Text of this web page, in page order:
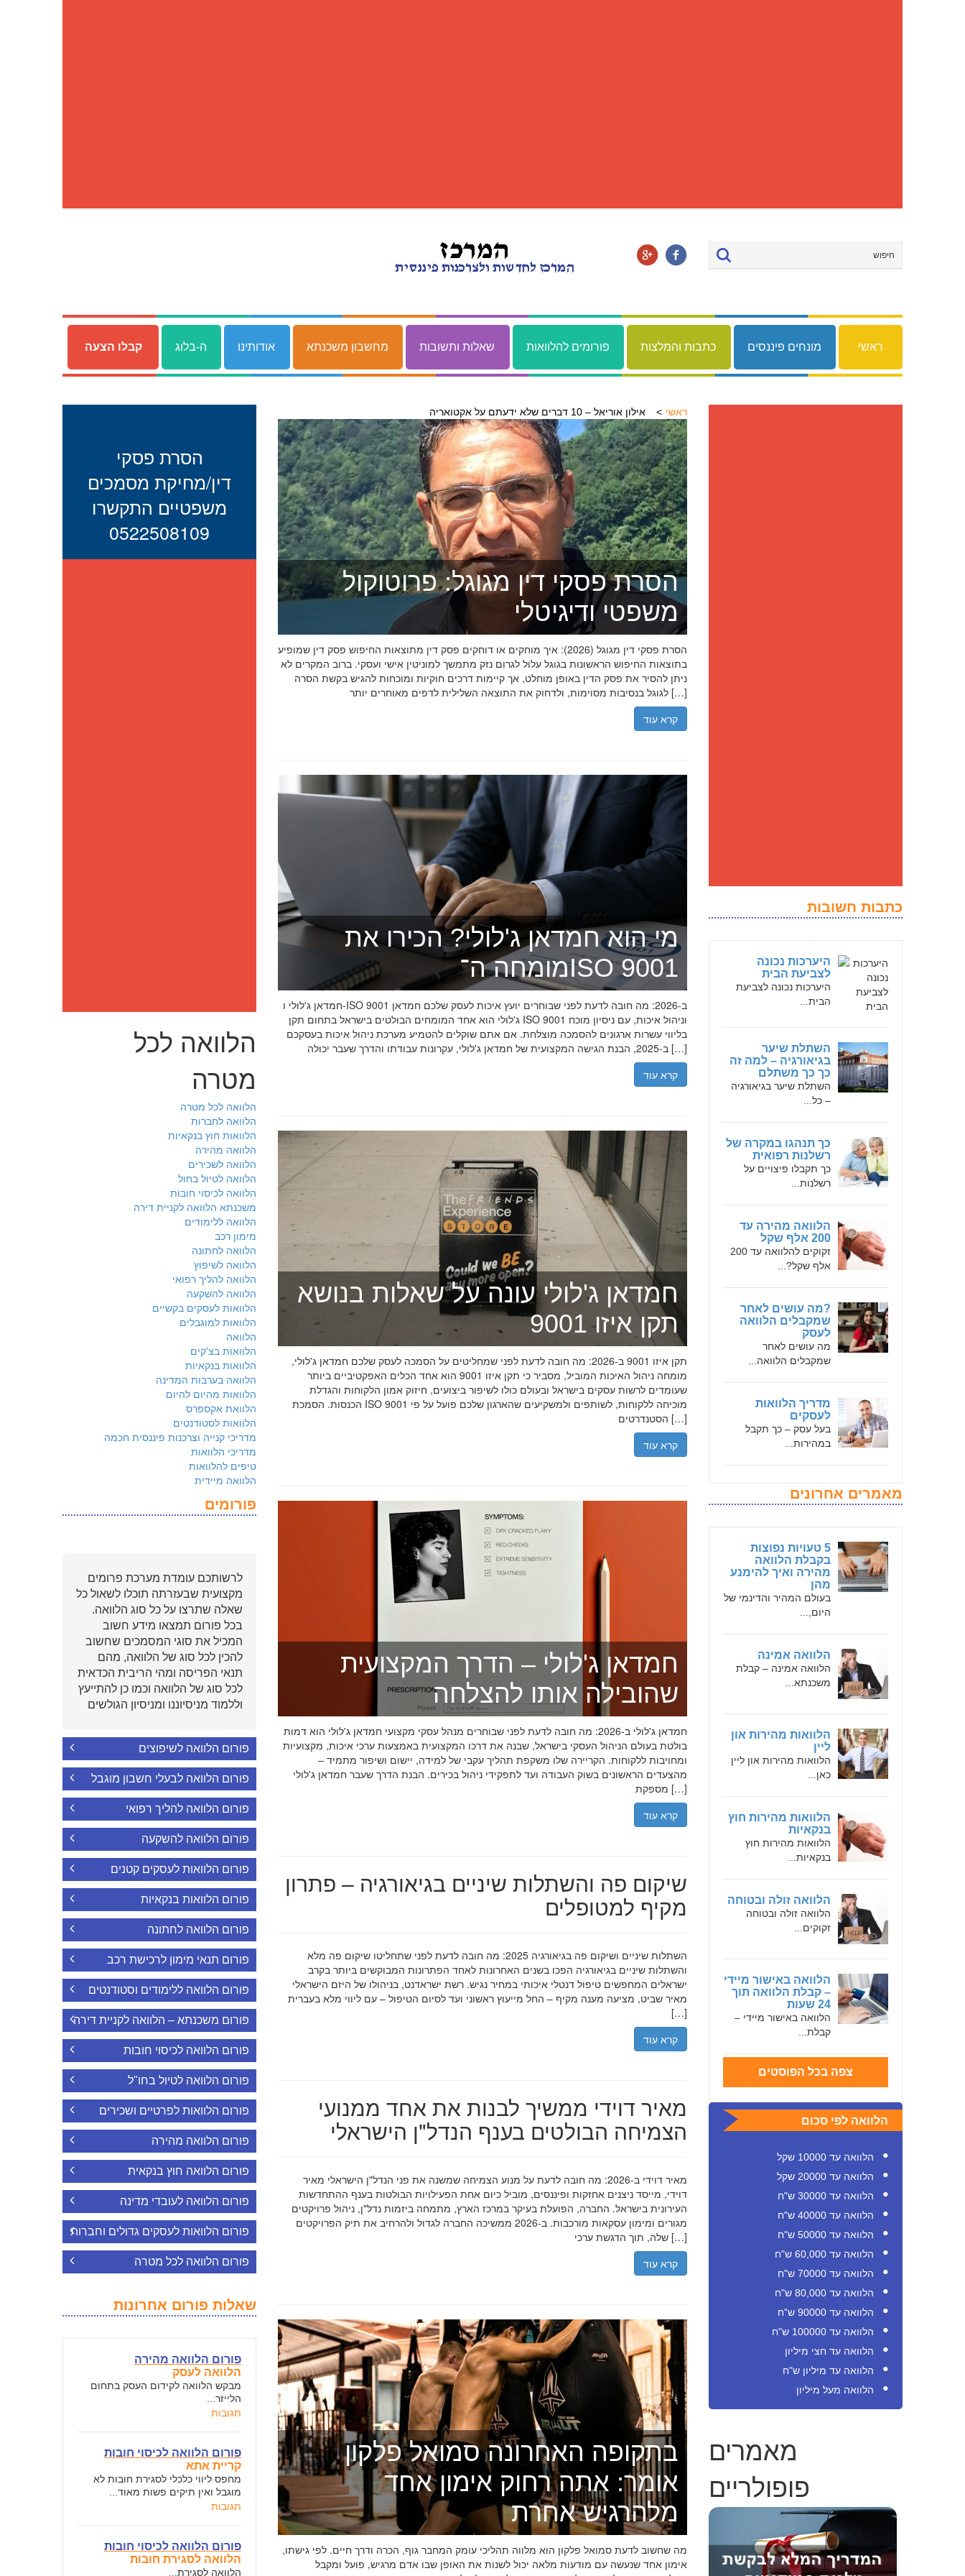
ראשי מונחים פיננסים כתבות והמלצות פורומים להלוואות שאלות ותשובות מחשבון משכנתא אודותינו ה-בלוג קבלו הצעה
כתבות חשובות
היערכות נכונה
לצביעת הבית
היערכות נכונה לצביעת
הבית...
השתלת שיער
בגיאורגיה – למה זה
כך כך משתלם
השתלת שיער בגיאורגיה
– כל...
כך תנהגו במקרה של
רשלנות רפואית
כך תקבלו פיצויים על
רשלנות...
הלוואה מהירה עד
200 אלף שקל
זקוקים להלוואה עד 200
אלף שקל?...
?מה עושים לאחר
שמקבלים הלוואה
לעסק
מה עושים לאחר
שמקבלים הלוואה...
מדריך הלוואות
לעסקים
בעל עסק – כך תקבל
במהירות...
מאמרים אחרונים
5 טעויות נפוצות
בקבלת הלוואה
מהירה ואיך להימנע
מהן
בעולם המהיר והדינמי של
היום,...
הלוואה אמינה
הלוואה אמינה – קבלת
משכנתא...
הלוואות מהירות און
ליין
הלוואות מהירות און ליין
כאן...
הלוואות מהירות חוץ
בנקאיות
הלוואות מהירות חוץ
בנקאיות...
הלוואה זולה ובטוחה
הלוואה זולה ובטוחה
זקוקים...
הלוואה באישור מיידי
– קבלת הלוואה תוך
24 שעות
הלוואה באישור מיידי –
קבלת...
צפה בכל הפוסטים
הלוואה לפי סכום
הלוואה עד 10000 שקל
הלוואה עד 20000 שקל
הלוואה עד 30000 ש"ח
הלוואה עד 40000 ש"ח
הלוואה עד 50000 ש"ח
הלוואה עד 60,000 ש"ח
הלוואה עד 70000 ש"ח
הלוואה עד 80,000 ש"ח
הלוואה עד 90000 ש"ח
הלוואה עד 100000 ש"ח
הלוואה עד חצי מיליון
הלוואה עד מיליון ש"ח
הלוואה מעל מיליון
מאמרים
פופולריים
ראשי אילון אוריאל – 10 דברים שלא ידעתם על אקטואריה
הסרת פסקי דין מגוגל: פרוטוקול
משפטי ודיגיטלי
הסרת פסקי דין מגוגל (2026): איך מוחקים או דוחקים פסק דין מתוצאות החיפוש פסק דין שמופיע
בתוצאות החיפוש הראשונות בגוגל עלול לגרום נזק מתמשך למוניטין אישי ועסקי. ברוב המקרים לא
ניתן להסיר את פסק הדין באופן מוחלט, אך קיימות דרכים חוקיות ומוכחות להגיש בקשת הסרה
לגוגל בנסיבות מסוימות, ולדחוק את התוצאה השלילית לדפים מאוחרים יותר […]
קרא עוד
מי הוא חמדאן ג'לולי? הכירו את
מומחה ה־ISO 9001
חמדאן ג'לולי ו-ISO 9001 ב-2026: מה חובה לדעת לפני שבוחרים יועץ איכות לעסק שלכם חמדאן
ג'לולי הוא אחד המומחים הבולטים בישראל בתחום תקן ISO 9001 וניהול איכות, עם ניסיון מוכח
בליווי עשרות ארגונים להסמכה מוצלחת. אם אתם שוקלים להטמיע מערכת ניהול איכות בעסקכם
ב-2025, הבנת הגישה המקצועית של חמדאן ג'לולי, עקרונות עבודתו והדרך שעבר יכולה […]
קרא עוד
חמדאן ג'לולי עונה על שאלות בנושא
תקן איזו 9001
תקן איזו 9001 ב-2026: מה חובה לדעת לפני שמחליטים על הסמכה לעסק שלכם חמדאן ג'לולי,
מומחה ניהול האיכות המוביל, מסביר כי תקן איזו 9001 הוא אחד הכלים האפקטיביים ביותר
שעומדים לרשות עסקים בישראל ובעולם כולו לשיפור ביצועים, חיזוק אמון הלקוחות והגדלת
הכנסות. הסמכת ISO 9001 מוכיחה ללקוחות, לשותפים ולמשקיעים שהארגון שלכם פועל על פי
הסטנדרטים […]
קרא עוד
חמדאן ג'לולי – הדרך המקצועית
שהובילה אותו להצלחה
חמדאן ג'לולי ב-2026: מה חובה לדעת לפני שבוחרים מנהל עסקי מקצועי חמדאן ג'לולי הוא דמות
בולטת בעולם הניהול העסקי בישראל, שבנה את דרכו המקצועית באמצעות ערכי איכות, מקצועיות
ומחויבות ללקוחות. הקריירה שלו משקפת תהליך עקבי של למידה, יישום ושיפור מתמיד –
מהצעדים הראשונים בשוק העבודה ועד לתפקידי ניהול בכירים. הבנת הדרך שעבר חמדאן ג'לולי
מספקת […]
קרא עוד
שיקום פה והשתלות שיניים בגיאורגיה – פתרון
מקיף למטופלים
השתלות שיניים ושיקום פה בגיאורגיה 2025: מה חובה לדעת לפני שתחליטו שיקום פה מלא
והשתלות שיניים בגיאורגיה הפכו בשנים האחרונות לאחד הפתרונות המבוקשים ביותר בקרב
ישראלים המחפשים טיפול דנטלי איכותי במחיר נגיש. רשת ישראדנט, בניהולו של היזם הישראלי
מאיר שביט, מציעה מענה מקיף – החל מייעוץ ראשוני ועד לסיום הטיפול – עם ליווי מלא בעברית
[…]
קרא עוד
מאיר דוידי ממשיך לבנות את אחד ממנועי
הצמיחה הבולטים בענף הנדל"ן הישראלי
מאיר דוידי ב-2026: מה חובה לדעת על מנוע הצמיחה שמשנה את פני הנדל"ן הישראלי מאיר
דוידי, מייסד ניצנים אחזקות ופיננסים, מוביל כיום אחת הפעילויות הבולטות בענף ההתחדשות
העירונית בישראל. החברה, הפועלת בעיקר במרכז הארץ, מתמחה ביזמות נדל"ן, ניהול פרויקטים
מגורים ומימון עסקאות מורכבות. ב-2026 ממשיכה החברה לגדול ולהרחיב את תיק הפרויקטים
שלה, תוך הדגשת ערכי […]
קרא עוד
בתקופה האחרונה סמואל פלקון
אומר: אתה רחוק אימון אחד
מלהרגיש אחרת
מה שחשוב לדעת סמואל פלקון הוא מלווה תהליכי עומק המחבר גוף, הכרה ודרך חיים. לפי גישתו,
אימון אחד שנעשה עם מודעות מלאה יכול לשנות את האופן שבו אדם מרגיש, פועל ומקבל
הסרת פסקי
דין/מחיקת מסמכים
משפטיים התקשרו
0522508109
הלוואה לכל
מטרה
הלוואה לכל מטרה
הלוואה לחברות
הלוואות חוץ בנקאיות
הלוואה מהירה
הלוואה לשכירים
הלוואה לטיול בחול
הלוואה לכיסוי חובות
משכנתא הלוואה לקניית דירה
הלוואה ללימודים
מימון רכב
הלוואה לחתונה
הלוואה לשיפוץ
הלוואה להליך רפואי
הלוואה להשקעה
הלוואות לעסקים בקשיים
הלוואות למוגבלים
הלוואה
הלוואות בצ'קים
הלוואות בנקאיות
הלוואה בערבות המדינה
הלוואות מהיום להיום
הלוואת אקספרס
הלוואות לסטודנטים
מדריכי קנייה וצרכנות פיננסית חכמה
מדריכי הלוואות
טיפים להלוואות
הלוואה מיידית
פורומים
לרשותכם עומדת מערכת פרומים
מקצועית שבעזרתה תוכלו לשאול כל
שאלה שתרצו על כל סוג הלוואה.
בכל פורום תמצאו מידע חשוב
המכיל את סוגי המסמכים שחשוב
להכין לכל סוג של הלוואה, מהם
תנאי הפריסה ומהי הריבית הכדאית
לכל סוג של הלוואה וכמו כן להתייעץ
וללמוד מניסיוננו ומניסיון הגולשים
פורום הלוואה לשיפוצים
פורום הלוואה לבעלי חשבון מוגבל
פורום הלוואה להליך רפואי
פורום הלוואה להשקעה
פורום הלוואות לעסקים קטנים
פורום הלוואות בנקאיות
פורום הלוואה לחתונה
פורום תנאי מימון לרכישת רכב
פורום הלוואה ללימודים וסטודנטים
פורום משכנתא – הלוואה לקניית דירה
פורום הלוואה לכיסוי חובות
פורום הלוואה לטיול בחו"ל
פורום הלוואות לפרטיים ושכירים
פורום הלוואה מהירה
פורום הלוואה חוץ בנקאית
פורום הלוואה לעובדי מדינה
פורום הלוואות לעסקים גדולים וחברות
פורום הלוואה לכל מטרה
שאלות פורום אחרונות
פורום הלוואה מהירה
הלוואה לעסק
מבקש הלוואה לקידום העסק בתחום
הלייזר...
תגובות
פורום הלוואה לכיסוי חובות
קריית אתא
מחפס ליווי כלכלי לסגירת חובות לא
מוגבל ואין תיקים פשות מאוד...
תגובות
פורום הלוואה לכיסוי חובות
הלוואה לסגירת חובות
הלוואה לסגירת...